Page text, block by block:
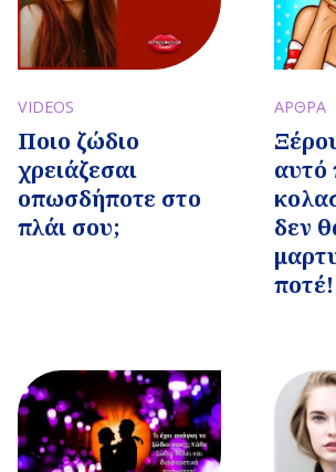
VIDEOS
Ποιο ζώδιο
χρειάζεσαι
οπωσδήποτε στο
πλάι σου;
ΑΡΘΡΑ
αυτό
δεν
ποτέ!